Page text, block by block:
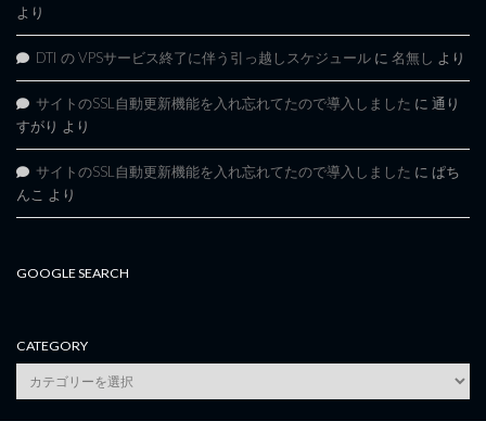
より
DTI の VPSサービス終了に伴う引っ越しスケジュール に 名無し より
サイトのSSL自動更新機能を入れ忘れてたので導入しました に 通り
すがり より
サイトのSSL自動更新機能を入れ忘れてたので導入しました に ぱち
んこ より
GOOGLE SEARCH
CATEGORY
category